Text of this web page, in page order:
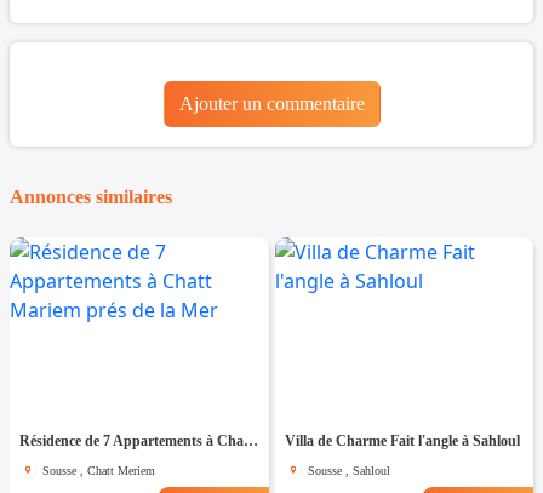
Ajouter un commentaire
Annonces similaires
Résidence de 7 Appartements à Chatt Mariem prés de la Mer
Sousse , Chatt Meriem
Villa de Charme Fait l'angle à Sahloul
Sousse , Sahloul